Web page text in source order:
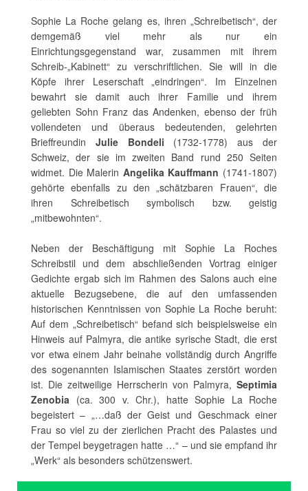
Sophie La Roche gelang es, ihren „Schreibetisch“, der
demgemäß viel mehr als nur ein
Einrichtungsgegenstand war, zusammen mit ihrem
Schreib-„Kabinett“ zu verschriftlichen. Sie will in die
Köpfe ihrer Leserschaft „eindringen“. Im Einzelnen
bewahrt sie damit auch ihrer Familie und ihrem
geliebten Sohn Franz das Andenken, ebenso der früh
vollendeten und überaus bedeutenden, gelehrten
Brieffreundin Julie Bondeli (1732-1778) aus der
Schweiz, der sie im zweiten Band rund 250 Seiten
widmet. Die Malerin Angelika Kauffmann (1741-1807)
gehörte ebenfalls zu den „schätzbaren Frauen“, die
ihren Schreibetisch symbolisch bzw. geistig
„mitbewohnten“.
Neben der Beschäftigung mit Sophie La Roches
Schreibstil und dem abschließenden Vortrag einiger
Gedichte ergab sich im Rahmen des Salons auch eine
aktuelle Bezugsebene, die auf den umfassenden
historischen Kenntnissen von Sophie La Roche beruht:
Auf dem „Schreibetisch“ befand sich beispielsweise ein
Hinweis auf Palmyra, die antike syrische Stadt, die erst
vor etwa einem Jahr beinahe vollständig durch Angriffe
des sogenannten Islamischen Staates zerstört worden
ist. Die zeitweilige Herrscherin von Palmyra, Septimia
Zenobia (ca. 300 v. Chr.), hatte Sophie La Roche
begeistert – „…daß der Geist und Geschmack einer
Frau so viel zu der zierlichen Pracht des Palastes und
der Tempel beygetragen hatte …“ – und sie empfand ihr
„Werk“ als besonders schützenswert.